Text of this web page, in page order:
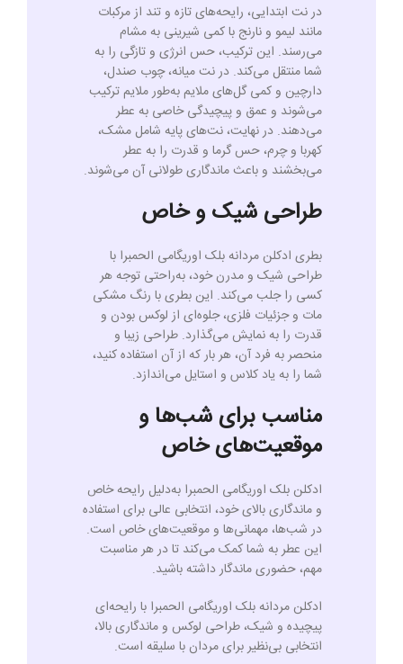
در نت ابتدایی، رایحه‌های تازه و تند از مرکبات
مانند لیمو و نارنج با کمی شیرینی به مشام
می‌رسند. این ترکیب، حس انرژی و تازگی را به
شما منتقل می‌کند. در نت میانه، چوب صندل،
دارچین و کمی گل‌های ملایم به‌طور ملایم ترکیب
می‌شوند و عمق و پیچیدگی خاصی به عطر
می‌دهند. در نهایت، نت‌های پایه شامل مشک،
کهربا و چرم، حس گرما و قدرت را به عطر
می‌بخشند و باعث ماندگاری طولانی آن می‌شوند.
طراحی شیک و خاص
بطری ادکلن مردانه بلک اوریگامی الحمبرا با
طراحی شیک و مدرن خود، به‌راحتی توجه هر
کسی را جلب می‌کند. این بطری با رنگ مشکی
مات و جزئیات فلزی، جلوه‌ای از لوکس بودن و
قدرت را به نمایش می‌گذارد. طراحی زیبا و
منحصر به فرد آن، هر بار که از آن استفاده کنید،
شما را به یاد کلاس و استایل می‌اندازد.
مناسب برای شب‌ها و
موقعیت‌های خاص
ادکلن بلک اوریگامی الحمبرا به‌دلیل رایحه خاص
و ماندگاری بالای خود، انتخابی عالی برای استفاده
در شب‌ها، مهمانی‌ها و موقعیت‌های خاص است.
این عطر به شما کمک می‌کند تا در هر مناسبت
مهم، حضوری ماندگار داشته باشید.
ادکلن مردانه بلک اوریگامی الحمبرا با رایحه‌ای
پیچیده و شیک، طراحی لوکس و ماندگاری بالا،
انتخابی بی‌نظیر برای مردان با سلیقه است.